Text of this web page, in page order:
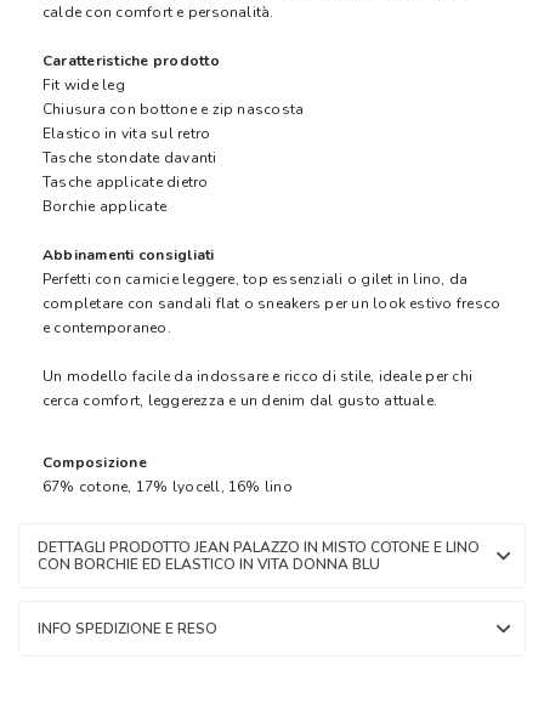
calde con comfort e personalità.
Caratteristiche prodotto
Fit wide leg
Chiusura con bottone e zip nascosta
Elastico in vita sul retro
Tasche stondate davanti
Tasche applicate dietro
Borchie applicate
Abbinamenti consigliati
Perfetti con camicie leggere, top essenziali o gilet in lino, da
completare con sandali flat o sneakers per un look estivo fresco
e contemporaneo.
Un modello facile da indossare e ricco di stile, ideale per chi
cerca comfort, leggerezza e un denim dal gusto attuale.
Composizione
67% cotone, 17% lyocell, 16% lino
DETTAGLI PRODOTTO JEAN PALAZZO IN MISTO COTONE E LINO
CON BORCHIE ED ELASTICO IN VITA DONNA BLU
INFO SPEDIZIONE E RESO